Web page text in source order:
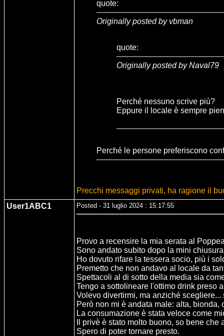
quote:
Originally posted by vbman
quote:
Originally posted by Naval79
Perché nessuno scrive più?
Eppure il locale è sempre
Perché le persone preferiscono
Precchi messaggi privati, ha ragione il
User1ABC1
Posted - 31 luglio 2024 : 15:17:55
Provo a recensire la mia serata al
Sono andato subito dopo la mini
Ho dovuto rifare la tessera socio, più i
Premetto che non andavo al locale da
Spettacoli al di sotto della media sia
Tengo a sottolineare l'ottimo drink preso
Volevo divertirmi, ma anziché
Però non mi è andata male: alta,
La consumazione è stata veloce come
Il privè è stato molto buono, so bene
Spero di poter tornare presto.